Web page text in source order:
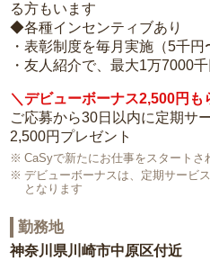
る方もいます
◆各種インセンティブあり
・表彰制度を毎月実施（5千円
・友人紹介で、最大1万7000
＼デビューボーナス2,500円も
ご応募から30日以内に定期サ
2,500円プレゼント
CaSyで新たにお仕事をスタートさ
デビューボーナスは、定期サービ
となります
勤務地
神奈川県川崎市中原区付近